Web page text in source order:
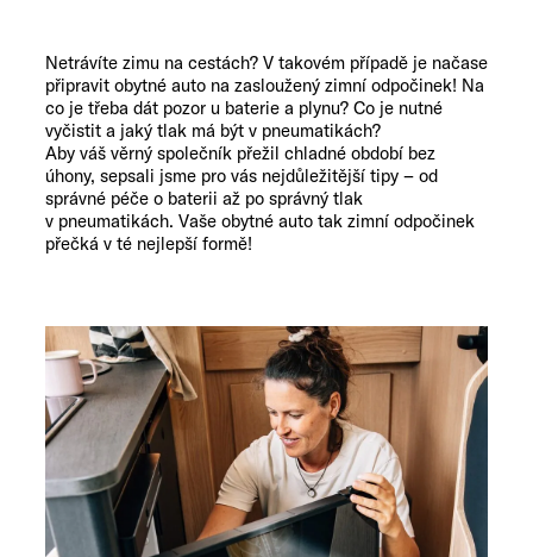
Netrávíte zimu na cestách? V takovém případě je načase
připravit obytné auto na zasloužený zimní odpočinek! Na
co je třeba dát pozor u baterie a plynu? Co je nutné
vyčistit a jaký tlak má být v pneumatikách?
Aby váš věrný společník přežil chladné období bez
úhony, sepsali jsme pro vás nejdůležitější tipy – od
správné péče o baterii až po správný tlak
v pneumatikách. Vaše obytné auto tak zimní odpočinek
přečká v té nejlepší formě!